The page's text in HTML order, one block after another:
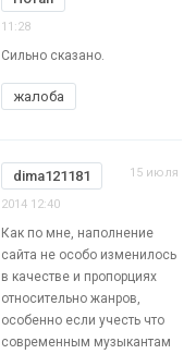
11:28
Сильно сказано.
жалоба
dima121181 15 июля
2014 12:40
Как по мне, наполнение
сайта не особо изменилось
в качестве и пропорциях
относительно жанров,
особенно если учесть что
современным музыкантам